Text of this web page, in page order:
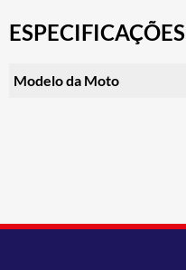
ESPECIFICAÇÕES
Modelo da Moto